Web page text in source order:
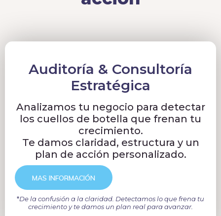
Auditoría & Consultoría
Estratégica
Analizamos tu negocio para detectar
los cuellos de botella que frenan tu
crecimiento.
Te damos claridad, estructura y un
plan de acción personalizado.
MAS INFORMACIÓN
*De la confusión a la claridad. Detectamos lo que frena tu
crecimiento y te damos un plan real para avanzar.